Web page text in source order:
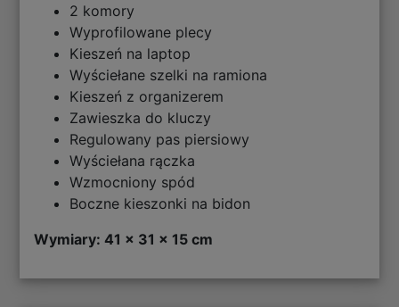
2 komory
Wyprofilowane plecy
Kieszeń na laptop
Wyściełane szelki na ramiona
Kieszeń z organizerem
Zawieszka do kluczy
Regulowany pas piersiowy
Wyściełana rączka
Wzmocniony spód
Boczne kieszonki na bidon
Wymiary: 41 x 31 x 15 cm